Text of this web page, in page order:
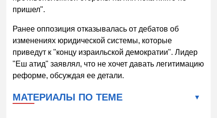
пришел".
Ранее оппозиция отказывалась от дебатов об
изменениях юридической системы, которые
приведут к "концу израильской демократии". Лидер
"Еш атид" заявлял, что не хочет давать легитимацию
реформе, обсуждая ее детали.
МАТЕРИАЛЫ ПО ТЕМЕ